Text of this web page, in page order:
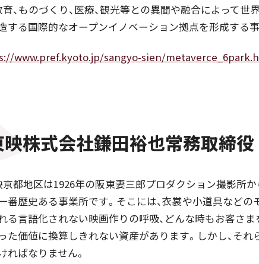
育、ものづくり、医療、観光等との異聞や融合によって世
する国際的なオープンイノベーション拠点を形成する事
www.pref.kyoto.jp/sangyo-sien/
映株式会社鎌田裕也常務取締
京都地区は1926年の阪東妻三郎プロダクション撮影所
番歴史ある事業所です。そこには、衣裳や小道具などの
る言語化されない映画作りの呼吸、どんな時もお客さ
た価値に換算しきれない資産があります。しかし、そ
ればなりません。